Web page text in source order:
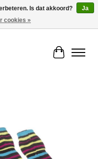
Items
Is dat akkoord?
Ja
cookies »